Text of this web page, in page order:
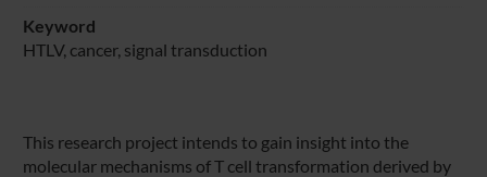
Keyword
HTLV, cancer, signal transduction
This research project intends to gain insight into the
molecular mechanisms of T cell transformation derived by